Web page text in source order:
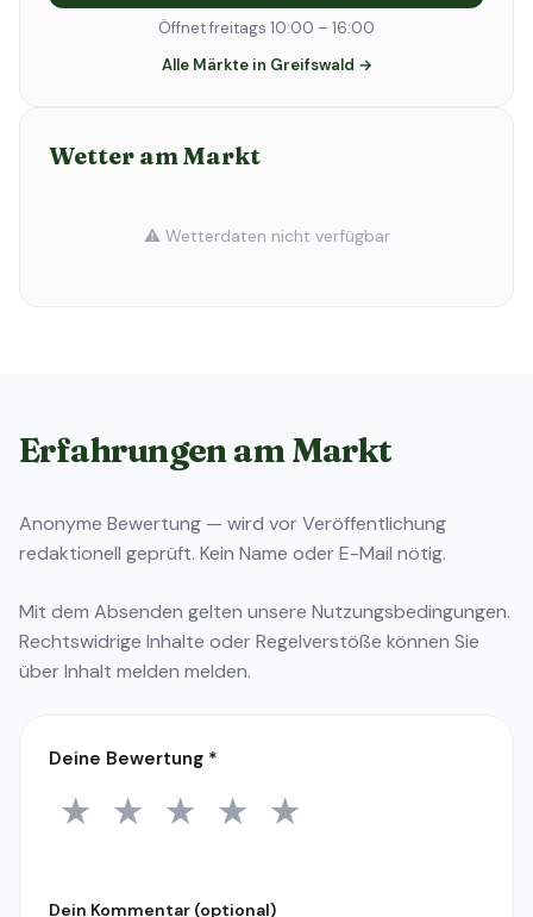
Öffnet freitags 10:00 – 16:00
Alle Märkte in Greifswald →
Wetter am Markt
⚠️ Wetterdaten nicht verfügbar
Erfahrungen am Markt
Anonyme Bewertung — wird vor Veröffentlichung
redaktionell geprüft. Kein Name oder E-Mail nötig.
Mit dem Absenden gelten unsere Nutzungsbedingungen.
Rechtswidrige Inhalte oder Regelverstöße können Sie
überInhalt melden melden.
Deine Bewertung *
1 Stern
★ 2 Sterne
★ 3 Sterne
★ 4 Sterne
★ 5 Sterne
★
Dein Kommentar (optional)